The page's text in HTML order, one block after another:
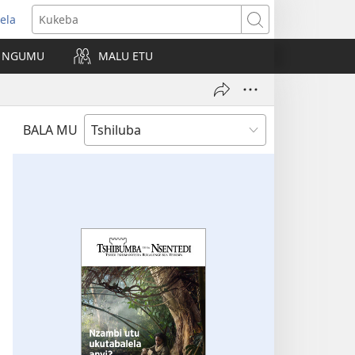
Kukeba
NGUMU
MALU ETU
BALA MU